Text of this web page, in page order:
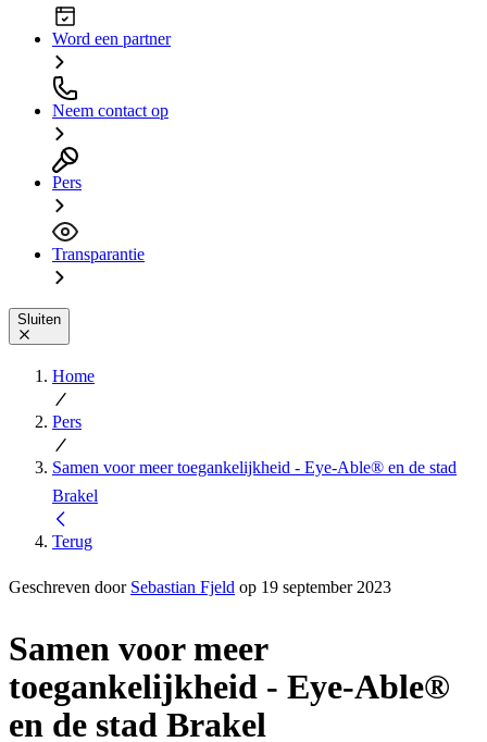
Word een partner
Neem contact op
Pers
Transparantie
Sluiten
Home
Pers
Samen voor meer toegankelijkheid - Eye-Able® en de stad
Brakel
Terug
Geschreven door Sebastian Fjeld op 19 september 2023
Samen voor meer
toegankelijkheid - Eye-Able®
en de stad Brakel